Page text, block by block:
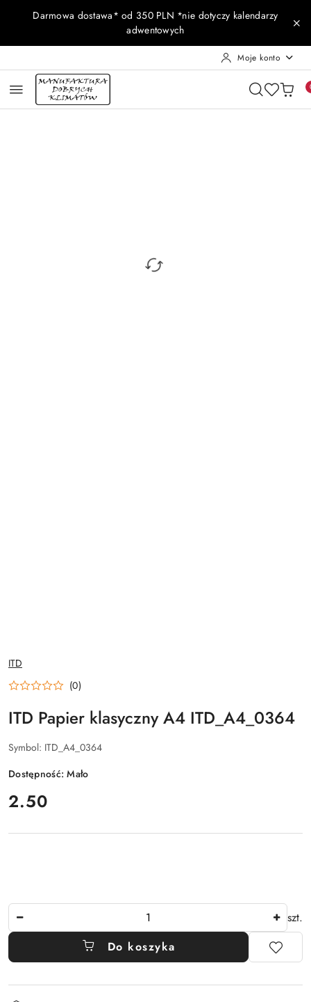
Przejdź do treści głównej
Przejdź do wyszukiwarki
Przejdź do moje konto
Przejdź do menu głównego
Przejdź do opisu produktu
Przejdź do stopki
Darmowa dostawa* od 350 PLN *nie dotyczy kalendarzy
adwentowych
Moje konto
NAZWA
PRODUCENTA:
ITD
(0)
ITD Papier klasyczny A4 ITD_A4_0364
Symbol: ITD_A4_0364
Dostępność:Mało
cena:
2.50
szt.
Do koszyka
Dostępność